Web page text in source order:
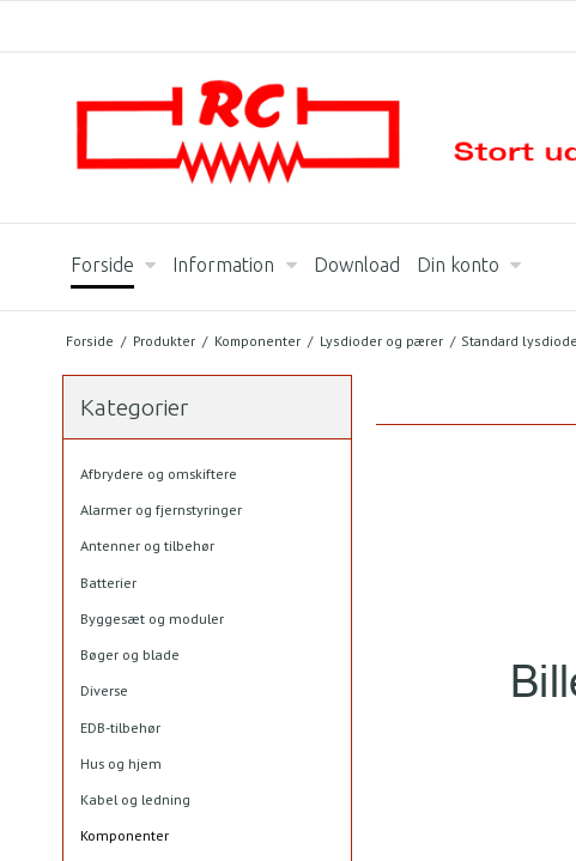
Forside Information Download Din konto
Forside / Produkter / Komponenter / Lysdioder og pærer / Standard
Kategorier
Afbrydere og omskiftere
Alarmer og fjernstyringer
Antenner og tilbehør
Batterier
Byggesæt og moduler
Bøger og blade
Diverse
EDB-tilbehør
Hus og hjem
Kabel og ledning
Komponenter